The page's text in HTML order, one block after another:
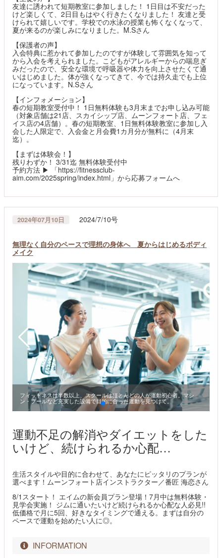
友達に誘われて短期教室に参加しました！ 1日目は不安だった
けど楽しくて、2日目もはやく行きたくなりました！ 友達と受
けられて嬉しいです。学校での水泳の授業も怖くなくなって、
夏が来るのが楽しみになりました。M.Sさん
【保護者の声】
入会特典に惹かれて参加したのですが体験して雰囲気を知って
から入会を考えられました。こどもがアレルギーからの喘息ぎ
みだったので、安全な環境で呼吸器や体力を向上させたくて通
いはじめました。体が強くなってきて、今では持久走でも上位
になっています。N.Sさん
【インフォメーション】
春の短期教室受付中！ 1日無料体験も3月末までお申し込み可能
（対象店舗は21店、スカイシップ店、ムーンフォート店、フェ
イス店の4店舗）。春の短期教室、1日無料体験教室に参加し入
会した人限定で、入会金と月会費1カ月分が無料に（4月末
迄）。
【まずは体験会！】
残りわずか！ 3/31迄 無料体験受付中
予約方法 ▶ 「https://fitnessclub-
aim.com/2025spring/index.html」から応募フォームへ
2024年07月10日 2024/7/10号
無理なく自分のペースで理想の身体へ 夏からはじめるボディ
メイク
フィットネスは半数以上、スクールはほとんどの人が運動初心者。マシ
ン・プールなど充実した設備で目的に合った運動を見つけて。
運動不足の解消やダイエットをした
いけど、続けられるか心配…
生活スタイルや目的に合わせて、あなたにピッタリのプランが
選べます！ムーンフォート店インストラクター／番匠 海恋さん
8/1スタート！ エイムの新会員プラン登場！7月中は無料体験・
見学会実施！ ジムに通いたいけど続けられるか心配な人必見!!
低価格で月に5回、好きなタイミングで通える。まずは自分の
ペースで運動を始めたい人に◎。
INFORMATION